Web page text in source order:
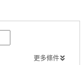
更多條件